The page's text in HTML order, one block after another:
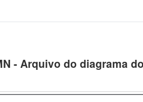
- Arquivo do diagrama